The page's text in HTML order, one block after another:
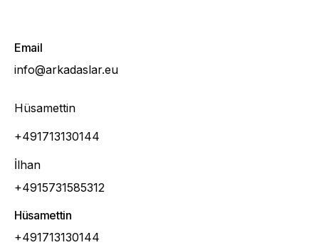
Email
info@arkadaslar.eu
Hüsamettin
+491713130144
İlhan
+4915731585312
Hüsamettin
+491713130144